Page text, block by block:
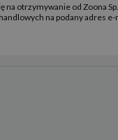
na otrzymywanie od Zoona Sp.
na podany adres e-